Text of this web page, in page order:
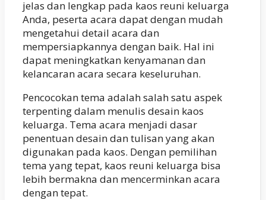
jelas dan lengkap pada kaos reuni keluarga
Anda, peserta acara dapat dengan mudah
mengetahui detail acara dan
mempersiapkannya dengan baik. Hal ini
dapat meningkatkan kenyamanan dan
kelancaran acara secara keseluruhan.
Pencocokan tema adalah salah satu aspek
terpenting dalam menulis desain kaos
keluarga. Tema acara menjadi dasar
penentuan desain dan tulisan yang akan
digunakan pada kaos. Dengan pemilihan
tema yang tepat, kaos reuni keluarga bisa
lebih bermakna dan mencerminkan acara
dengan tepat.